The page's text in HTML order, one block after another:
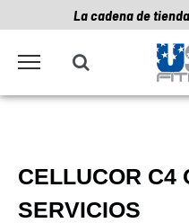
La cadena de
CELLUCOR C4
SERVICIOS